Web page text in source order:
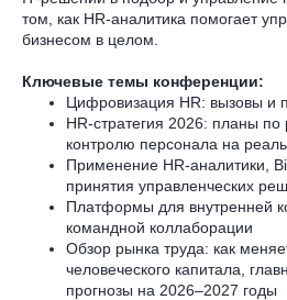
том, как HR-аналитика помогает
бизнесом в целом.
Ключевые темы конференции:
Цифровизация HR: вызовы и
HR-стратегия 2026: планы
контролю персонала на
Применение HR-аналитики,
принятия управленческих
Платформы для внутренней
командной коллаборации
Обзор рынка труда: как
человеческого капитала,
прогнозы на 2026–2027 годы